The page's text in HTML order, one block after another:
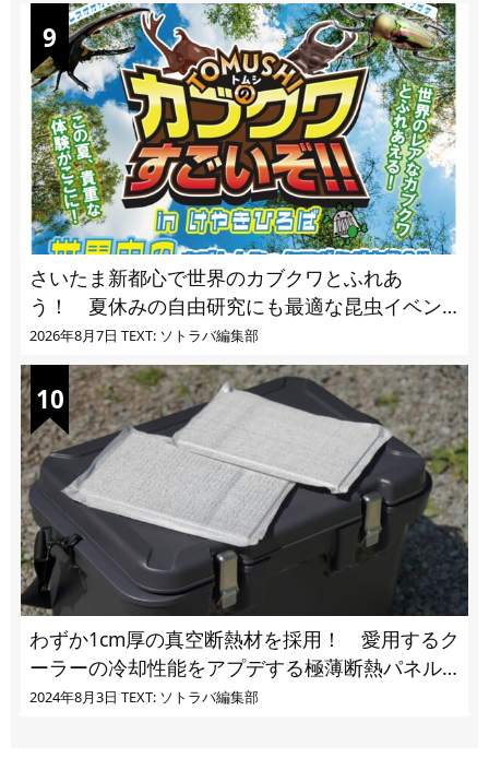
さいたま新都心で世界のカブクワとふれあ
う！ 夏休みの自由研究にも最適な昆虫イベン
ト
2026年8月7日 TEXT: ソトラバ編集部
わずか1cm厚の真空断熱材を採用！ 愛用するク
ーラーの冷却性能をアプデする極薄断熱パネル
の実力とは
2024年8月3日 TEXT: ソトラバ編集部